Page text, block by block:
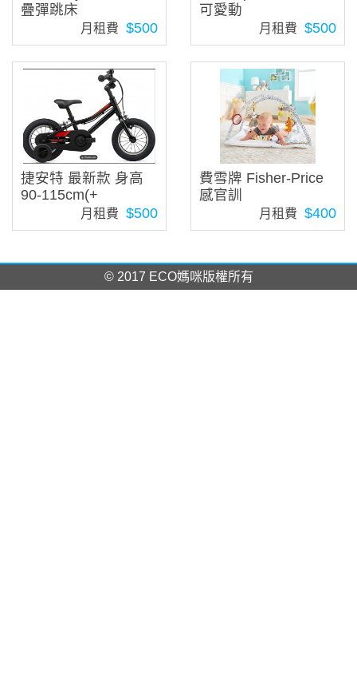
疊彈跳床
月租費 $500
可愛動
月租費 $500
捷安特 最新款 身高
90-115cm(+
月租費 $500
費雪牌 Fisher-Price
感官訓
月租費 $400
© 2017 ECO媽咪版權所有